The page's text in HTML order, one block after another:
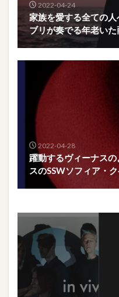
2022-04-24
家族を愛する全ての
ブリが奏でる年老い
2022-04-28
躍動するヴィーナス
スのSSWソフィア・